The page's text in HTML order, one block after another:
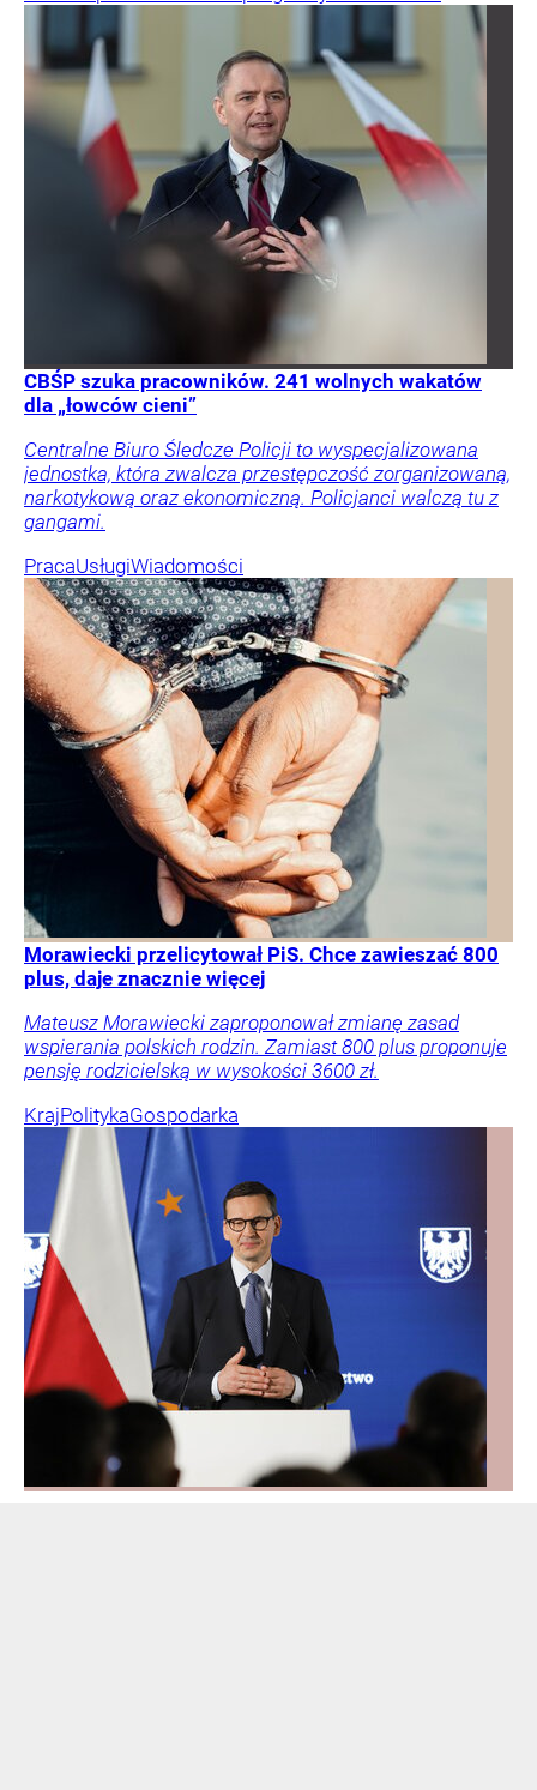
CBŚP szuka pracowników. 241 wolnych wakatów
dla „łowców cieni”
Centralne Biuro Śledcze Policji to wyspecjalizowana
jednostka, która zwalcza przestępczość zorganizowaną,
narkotykową oraz ekonomiczną. Policjanci walczą tu z
gangami.
PracaUsługiWiadomości
Morawiecki przelicytował PiS. Chce zawieszać 800
plus, daje znacznie więcej
Mateusz Morawiecki zaproponował zmianę zasad
wspierania polskich rodzin. Zamiast 800 plus proponuje
pensję rodzicielską w wysokości 3600 zł.
KrajPolitykaGospodarka